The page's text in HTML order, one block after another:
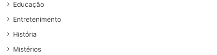
Educação
Entretenimento
História
Mistérios